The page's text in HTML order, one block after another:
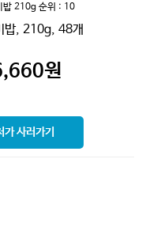
밥 210g 순위 : 10
밥, 210g, 48개
원
가 사러가기